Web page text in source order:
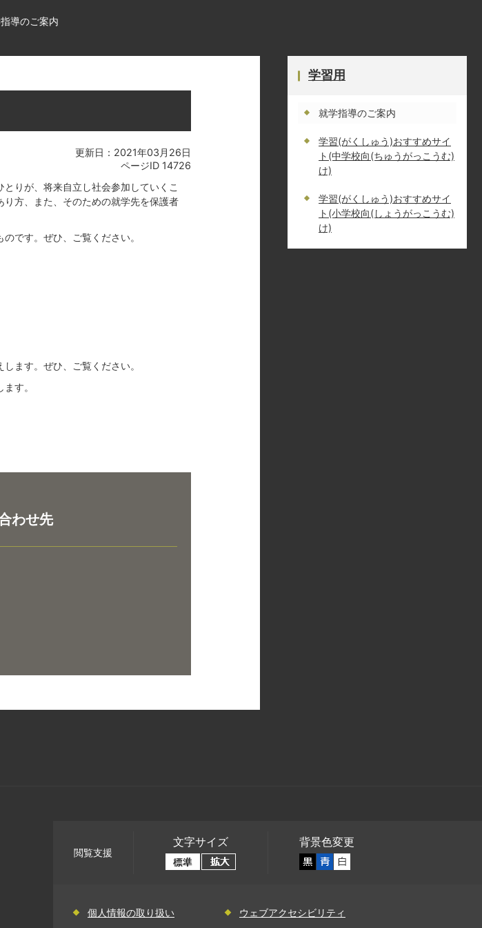
導のご案内
更新日：2021年03月26日
ページID 14726
りが、将来自立し社会参加していくこ
方、また、そのための就学先を保護者
です。ぜひ、ご覧ください。
ます。ぜひ、ご覧ください。
す。
わせ先
学習用
就学指導のご案内
学習(がくしゅう)おすすめサイ
ト(中学校向(ちゅうがっこうむ)
け)
学習(がくしゅう)おすすめサイ
ト(小学校向(しょうがっこうむ)
け)
閲覧支援
文字サイズ 背景色変更
個人情報の取り扱い ウェブアクセシビリティ